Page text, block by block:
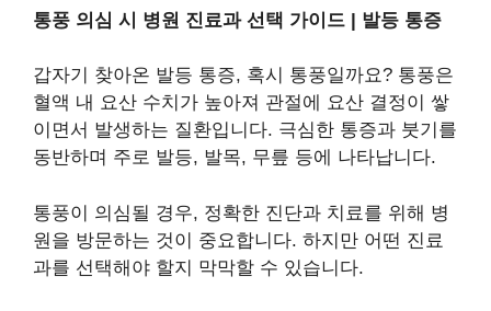
통풍 의심 시 병원 진료과 선택 가이드 | 발등 통증
갑자기 찾아온 발등 통증, 혹시 통풍일까요? 통풍은
혈액 내 요산 수치가 높아져 관절에 요산 결정이 쌓
이면서 발생하는 질환입니다. 극심한 통증과 붓기를
동반하며 주로 발등, 발목, 무릎 등에 나타납니다.
통풍이 의심될 경우, 정확한 진단과 치료를 위해 병
원을 방문하는 것이 중요합니다. 하지만 어떤 진료
과를 선택해야 할지 막막할 수 있습니다.